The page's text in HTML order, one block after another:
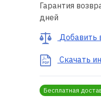
нас
Гарантия
дней
Добавить
Скачать
Бесплатная